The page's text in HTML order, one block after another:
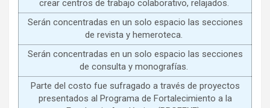
crear centros de trabajo colaborativo, relajados.
Serán concentradas en un solo espacio las secciones
de revista y hemeroteca.
Serán concentradas en un solo espacio las secciones
de consulta y monografías.
Parte del costo fue sufragado a través de proyectos
presentados al Programa de Fortalecimiento a la